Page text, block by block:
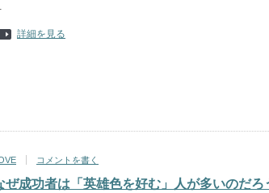
詳細を見る
コメントを書く
ぜ成功者は「英雄色を好む」人が多いのだろ